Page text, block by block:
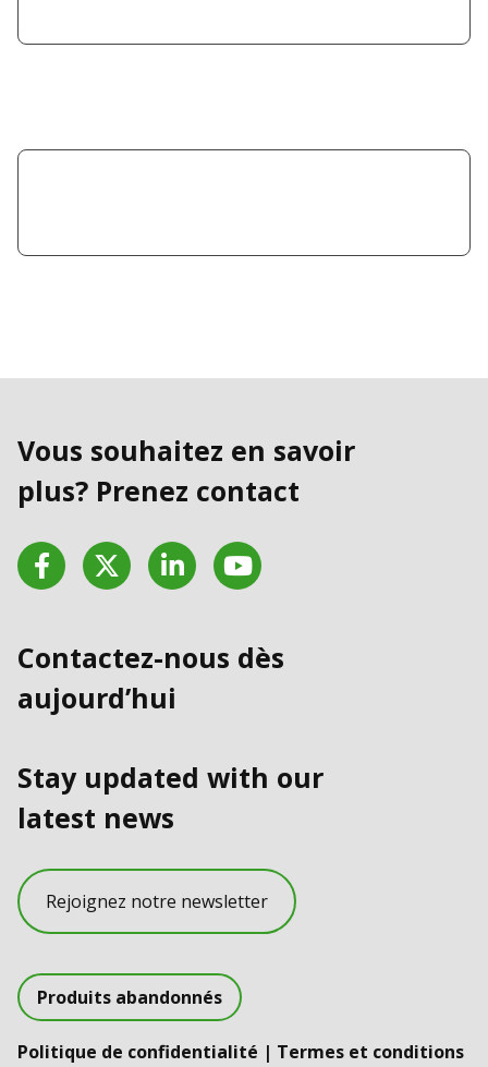
Vous souhaitez en savoir
plus? Prenez contact
FacebookTwitter LinkedInYouTube
Contactez-nous dès
aujourd’hui
Stay updated with our
latest news
Rejoignez notre newsletter
Produits abandonnés
Politique de confidentialité | Termes et conditions